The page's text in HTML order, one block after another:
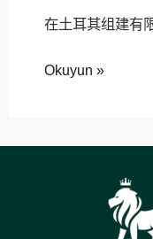
在土耳其组建有
Okuyun »